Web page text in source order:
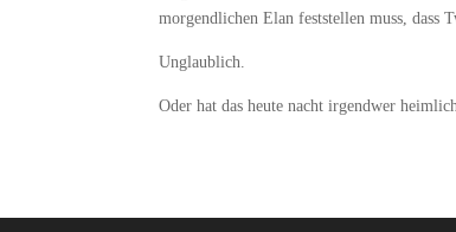
morgendlichen Elan feststellen muss, dass
Unglaublich.
Oder hat das heute nacht irgendwer